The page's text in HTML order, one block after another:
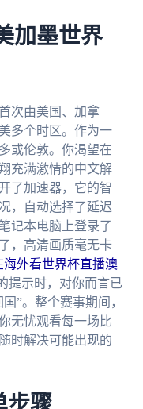
加墨世界
次由美国、加拿
多个时区。作为一
或伦敦。你渴望在
充满激情的中文解
了加速器，它的智
，自动选择了延迟
记本电脑上登录了
，高清画质毫无卡
海外看世界杯直播澳
提示时，对你而言已
”。整个赛事期间，
无忧观看每一场比
时解决可能出现的
步骤